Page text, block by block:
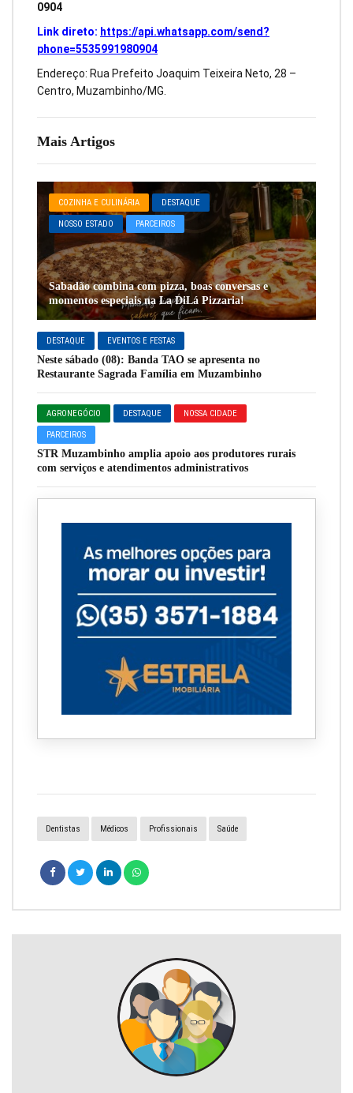
Mais Artigos
COZINHA E CULINÁRIA DESTAQUE
NOSSO ESTADO PARCEIROS
Sabadão combina com pizza, boas conversas e
momentos especiais na La DiLá Pizzaria!
DESTAQUE EVENTOS E FESTAS
Neste sábado (08): Banda TAO se apresenta no
Restaurante Sagrada Família em Muzambinho
AGRONEGÓCIO DESTAQUE NOSSA CIDADE
PARCEIROS
STR Muzambinho amplia apoio aos produtores rurais
com serviços e atendimentos administrativos
0904
Link direto: https://api.whatsapp.com/send?
phone=5535991980904
Endereço: Rua Prefeito Joaquim Teixeira Neto, 28 –
Centro, Muzambinho/MG.
Dentistas Médicos Profissionais Saúde